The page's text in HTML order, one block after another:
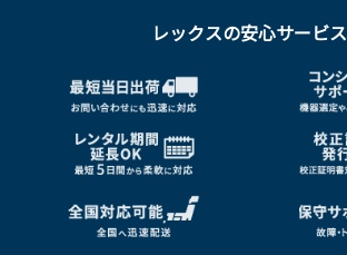
レックスの安心サービス